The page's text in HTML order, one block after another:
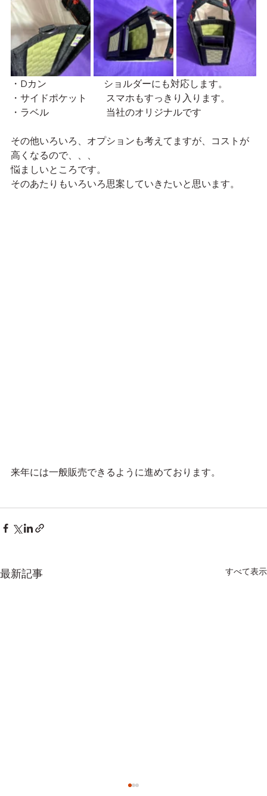
・Dカン　　　　　　ショルダーにも対応します。
・サイドポケット　　スマホもすっきり入ります。
・ラベル　　　　　　当社のオリジナルです
その他いろいろ、オプションも考えてますが、コストが
高くなるので、、、
悩ましいところです。
そのあたりもいろいろ思案していきたいと思います。
来年には一般販売できるように進めております。
最新記事 すべて表示